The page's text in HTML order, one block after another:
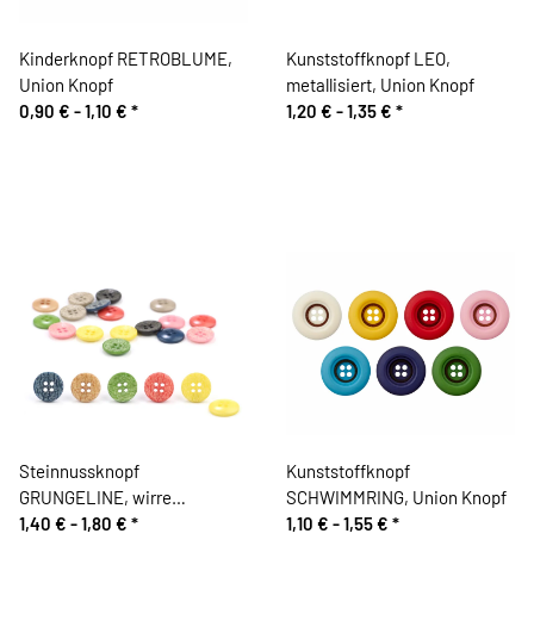
Kinderknopf RETROBLUME,
Union Knopf
0,90 € -1,10 € *
Kunststoffknopf LEO,
metallisiert, Union Knopf
1,20 € -1,35 € *
Steinnussknopf
GRUNGELINE, wirre
Liniengrafik, Union Knopf
1,40 € -1,80 € *
Kunststoffknopf
SCHWIMMRING, Union Knopf
1,10 € -1,55 € *